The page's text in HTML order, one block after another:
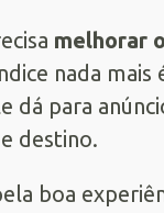
melhorar
nada mais
dá para
destino.
boa